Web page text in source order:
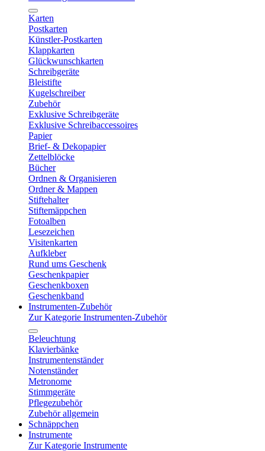
Karten
Postkarten
Künstler-Postkarten
Klappkarten
Glückwunschkarten
Schreibgeräte
Bleistifte
Kugelschreiber
Zubehör
Exklusive Schreibgeräte
Exklusive Schreibaccessoires
Papier
Brief- & Dekopapier
Zettelblöcke
Bücher
Ordnen & Organisieren
Ordner & Mappen
Stiftehalter
Stiftemäppchen
Fotoalben
Lesezeichen
Visitenkarten
Aufkleber
Rund ums Geschenk
Geschenkpapier
Geschenkboxen
Geschenkband
Instrumenten-Zubehör
Zur Kategorie Instrumenten-Zubehör
Beleuchtung
Klavierbänke
Instrumentenständer
Notenständer
Metronome
Stimmgeräte
Pflegezubehör
Zubehör allgemein
Schnäppchen
Instrumente
Zur Kategorie Instrumente